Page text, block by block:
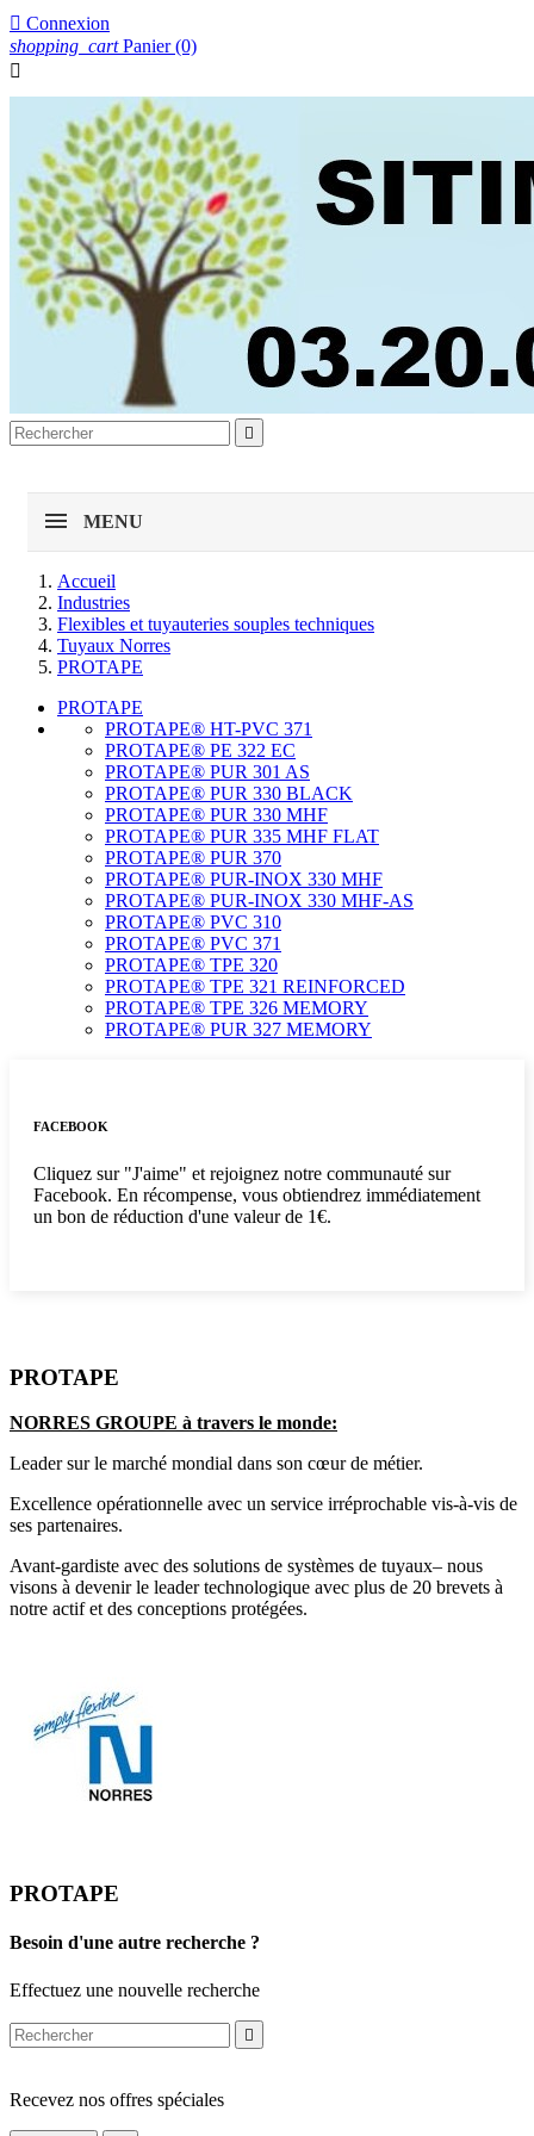
 Connexion
shopping_cart Panier (0)


MENU
Accueil
Industries
Flexibles et tuyauteries souples techniques
Tuyaux Norres
PROTAPE
PROTAPE
PROTAPE® HT-PVC 371
PROTAPE® PE 322 EC
PROTAPE® PUR 301 AS
PROTAPE® PUR 330 BLACK
PROTAPE® PUR 330 MHF
PROTAPE® PUR 335 MHF FLAT
PROTAPE® PUR 370
PROTAPE® PUR-INOX 330 MHF
PROTAPE® PUR-INOX 330 MHF-AS
PROTAPE® PVC 310
PROTAPE® PVC 371
PROTAPE® TPE 320
PROTAPE® TPE 321 REINFORCED
PROTAPE® TPE 326 MEMORY
PROTAPE® PUR 327 MEMORY
FACEBOOK
Cliquez sur "J'aime" et rejoignez notre communauté sur
Facebook. En récompense, vous obtiendrez immédiatement
un bon de réduction d'une valeur de 1€.
PROTAPE
NORRES GROUPE à travers le monde:
Leader sur le marché mondial dans son cœur de métier.
Excellence opérationnelle avec un service irréprochable vis-à-vis de
ses partenaires.
Avant-gardiste avec des solutions de systèmes de tuyaux– nous
visons à devenir le leader technologique avec plus de 20 brevets à
notre actif et des conceptions protégées.
PROTAPE
Besoin d'une autre recherche ?
Effectuez une nouvelle recherche

Recevez nos offres spéciales